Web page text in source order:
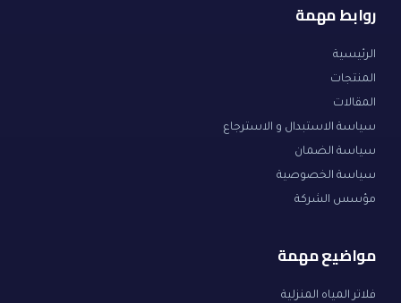
روابط مهمة
الرئيسية
المنتجات
المقالات
سياسة الاستبدال و الاسترجاع
سياسة الضمان
سياسة الخصوصية
مؤسس الشركة
مواضيع مهمة
فلاتر المياه المنزلية